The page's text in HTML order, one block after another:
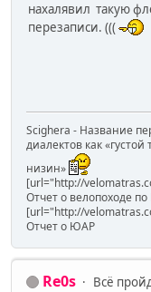
нахалявил такую
перезаписи. (((
Scighera - Название
диалектов как
низин»
[url="http://
Отчет о велопоходе
[url="http://
Отчет о ЮАР
Re0s
Всё